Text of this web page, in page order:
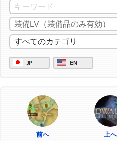
JP EN
前へ 上へ